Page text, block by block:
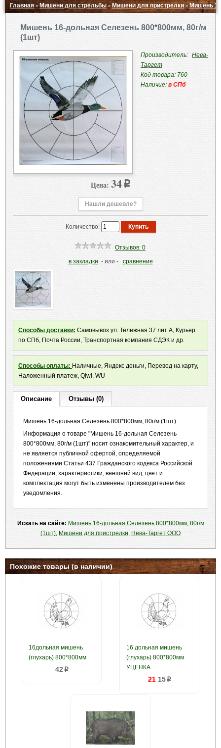
Главная»Мишени для стрельбы » Мишени для пристрелки»Мишень
Мишень 16-дольная Селезень 800*800мм, 80г/м
(1шт)
Производитель: Нева-
Таргет
Код товара: 760-
Наличие: в СПб
Цена: 34 p
Нашли дешевле?
Количество:
Отзывов: 0
в закладки - или - сравнение
Способы доставки: Самовывоз ул. Тележная 37 лит А, Курьер
по СПб, Почта России, Транспортная компания СДЭК и др.
Способы оплаты: Наличные, Яндекс деньги, Перевод на карту,
Наложенный платеж, Qiwi, WU
Описание Отзывы (0)
Мишень 16-дольная Селезень 800*800мм, 80г/м (1шт)
Информация о товаре "Мишень 16-дольная Селезень
800*800мм, 80г/м (1шт)" носит ознакомительный характер, и
не является публичной офертой, определяемой
положениями Статьи 437 Гражданского кодекса Российской
Федерации, характеристики, внешний вид, цвет и
комплектация могут быть изменены производителем без
уведомления.
Искать на сайте: Мишень 16-дольная Селезень 800*800мм, 80г/м
(1шт), Мишени для пристрелки, Нева-Таргет ООО
Похожие товары (в наличии)
16дольная мишень
(глухарь) 800*800мм
42 p
16 дольная мишень
(глухарь) 800*800мм
УЦЕНКА
21 15p